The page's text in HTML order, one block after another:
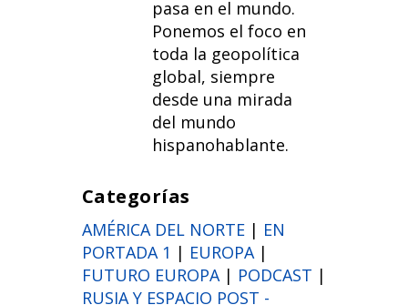
pasa en el mundo.
Ponemos el foco en
toda la geopolítica
global, siempre
desde una mirada
del mundo
hispanohablante.
Categorías
AMÉRICA DEL NORTE| EN
PORTADA 1 | EUROPA|
FUTURO EUROPA| PODCAST |
RUSIA Y ESPACIO POST -